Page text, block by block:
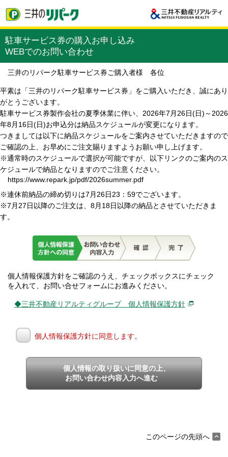
駐車サービス券の購入お申し込み
WEBでのお問い合わせ
三井のリパーク駐車サービス券ご購入者様 各位
平素は「三井のリパーク駐車サービス券」をご購入いただき、誠にあり
がとうございます。
駐車サービス券製作会社の夏季休業に伴い、2026年7月26日(日)～2026
年8月16日(日)お申込分は納品スケジュールが変更になります。
つきましては以下に納品スケジュールをご案内させていただきますので
ご確認の上、お早めにご注文賜りますようお願い申し上げます。
※通常時のスケジュールで選択が可能ですが、以下リンクのご案内のス
ケジュールで納品となりますのでご注意ください。
https://www.repark.jp/pdf/2026summer.pdf
※連休前納品の締め切りは7月26日23：59でございます。
※7月27日以降のご注文は、8月18日以降の納品とさせていただきま
す。
個人情報保護方針をご確認のうえ、チェックボックスにチェック
を入れて、お問い合せフォームにお進みください。
◆三井不動産リアルティグループ 個人情報保護方針
個人情報保護方針に同意します。
個人情報の取り扱いに同意の上、
お問い合わせ内容入力へ進む
このページの先頭へ